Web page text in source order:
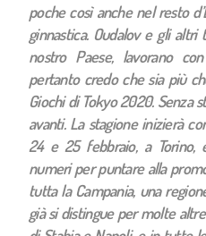
poche così anche nel resto
ginnastica. Oudalov e gli
nostro Paese, lavorano
pertanto credo che sia più
Giochi di Tokyo 2020. Senza
avanti. La stagione inizierà
24 e 25 febbraio, a Torino,
numeri per puntare alla
tutta la Campania, una
già si distingue per molte